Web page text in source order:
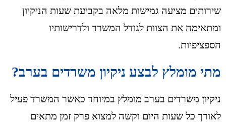
שירותים מציעה גמישות מלאה בקביעת שעות הניקיון
ומתאימה את הצוות לגודל המשרד ולדרישותיו
הספציפיות.
מתי מומלץ לבצע ניקיון משרדים בערב?
ניקיון משרדים בערב מומלץ במיוחד כאשר המשרד פעיל
לאורך כל שעות היום וקשה למצוא פרק זמן מתאים